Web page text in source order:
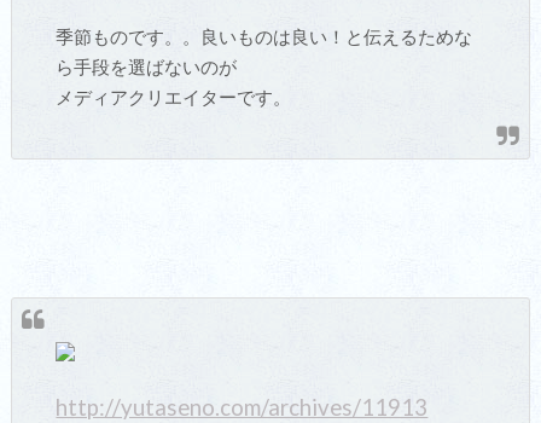
季節ものです。。良いものは良い！と伝えるためな
ら手段を選ばないのが
メディアクリエイターです。
http://yutaseno.com/archives/11913